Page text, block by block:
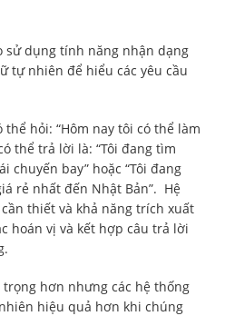
sử dụng tính năng nhận dạng
tự nhiên để hiểu các yêu cầu
hỏi: “Hôm nay tôi có thể làm
thể trả lời là: “Tôi đang tìm
chuyến bay” hoặc “Tôi đang
rẻ nhất đến Nhật Bản”. Hệ
thiết và khả năng trích xuất
hoán vị và kết hợp câu trả lời
hơn nhưng các hệ thống
hiệu quả hơn khi chúng